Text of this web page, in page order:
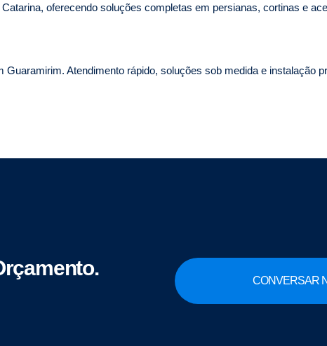
oferecendo soluções completas em persianas, cortinas e
Atendimento rápido, soluções sob medida e instalação
CONVERSAR